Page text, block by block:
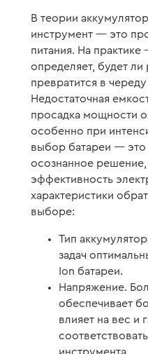
В теории
инструмент — это
питания. На
определяет, будет
превратится в
Недостаточная
просадка мощности
особенно при
выбор батареи —
осознанное
эффективность
характеристики
выборе:
Тип
задач
Ion батареи.
Напряжение.
обеспечивает
влияет на вес и
инструмента.